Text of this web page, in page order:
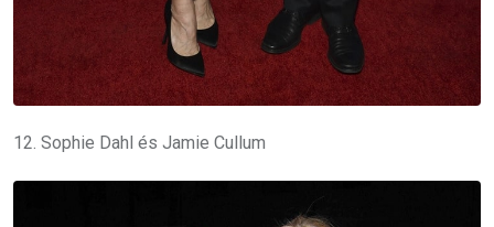
12. Sophie Dahl és Jamie Cullum